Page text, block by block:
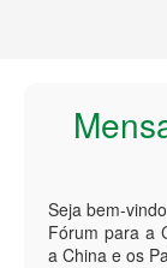
Seja bem-
Fórum para a
a China e os